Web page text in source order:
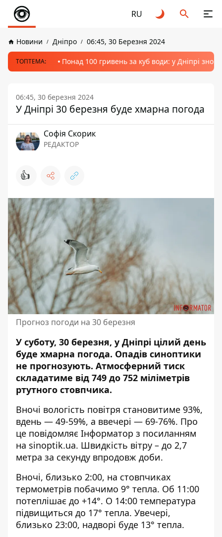
RU
Новини Дніпро 06:45, 30 Березня 2024
ТОПТЕМА: Понад 100 гривень за куб води: у Дніпрі
06:45, 30 березня 2024
У Дніпрі 30 березня буде хмарна погода
Софія Скорик
РЕДАКТОР
👍
Прогноз погоди на 30 березня
У суботу, 30 березня, у Дніпрі цілий день
буде хмарна погода. Опадів синоптики
не прогнозують. Атмосферний тиск
складатиме від 749 до 752 міліметрів
ртутного стовпчика.
Вночі вологість повітря становитиме 93%,
вдень — 49-59%, а ввечері — 69-76%. Про
це повідомляє Інформатор з посиланням
на sinoptik.ua. Швидкість вітру – до 2,7
метра за секунду впродовж доби.
Вночі, близько 2:00, на стовпчиках
термометрів побачимо 9° тепла. Об 11:00
потеплішає до +14°. О 14:00 температура
підвищиться до 17° тепла. Увечері,
близько 23:00, надворі буде 13° тепла.